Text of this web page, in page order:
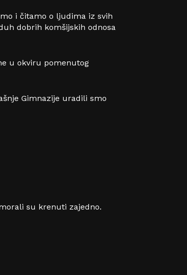
i čitamo o ljudima iz svih
dobrih komšijskih odnosa
u okviru pomenutog
Gimnazije uradili smo
su krenuti zajedno.